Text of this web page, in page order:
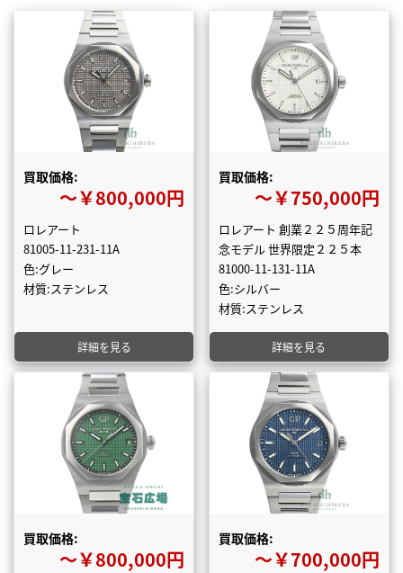
買取価格:
〜￥800,000円
ロレアート
81005-11-231-11A
色:グレー
材質:ステンレス
詳細を見る
買取価格:
〜￥750,000円
ロレアート 創業２２５周年記
念モデル 世界限定２２５本
81000-11-131-11A
色:シルバー
材質:ステンレス
詳細を見る
買取価格:
〜￥800,000円
買取価格:
〜￥700,000円